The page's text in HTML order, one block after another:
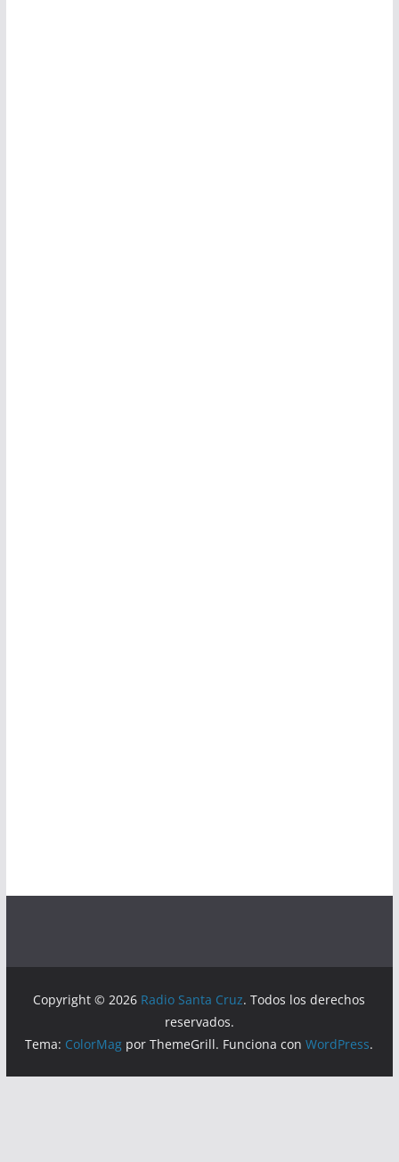
Copyright © 2026 Radio Santa Cruz. Todos los derechos
reservados.
Tema: ColorMag por ThemeGrill. Funciona conWordPress.